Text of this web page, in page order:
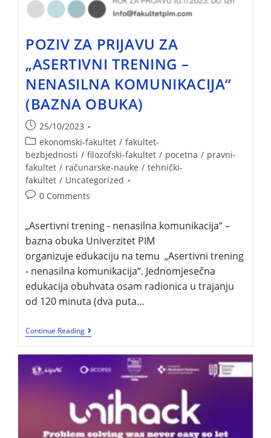
POZIV ZA PRIJAVU ZA
„ASERTIVNI TRENING –
NENASILNA KOMUNIKACIJA“
(BAZNA OBUKA)
25/10/2023
ekonomski-fakultet / fakultet-
bezbjednosti / filozofski-fakultet / pocetna / pravni-
fakultet / računarske-nauke / tehnički-
fakultet / Uncategorized
0 Comments
„Asertivni trening - nenasilna komunikacija“ –
bazna obuka Univerzitet PIM
organizuje edukaciju na temu „Asertivni trening
- nenasilna komunikacija“. Jednomjesečna
edukacija obuhvata osam radionica u trajanju
od 120 minuta (dva puta…
Continue Reading